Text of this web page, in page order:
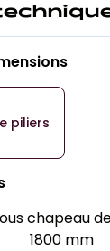
piliers
chapeau
1800 mm